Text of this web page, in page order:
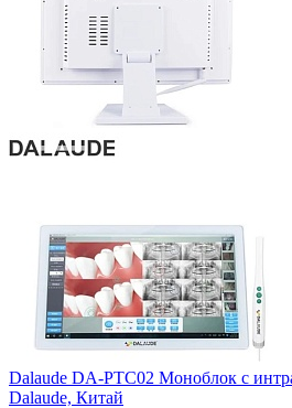
Dalaude DA-PTC02 Моноблок с
Dalaude, Китай